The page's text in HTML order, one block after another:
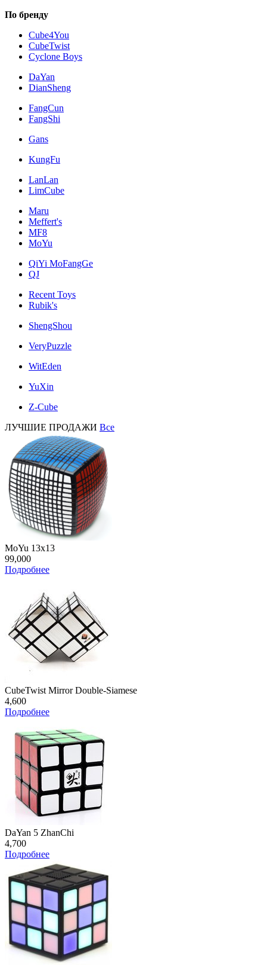
По бренду
Cube4You
CubeTwist
Cyclone Boys
DaYan
DianSheng
FangCun
FangShi
Gans
KungFu
LanLan
LimCube
Maru
Meffert's
MF8
MoYu
QiYi MoFangGe
QJ
Recent Toys
Rubik's
ShengShou
VeryPuzzle
WitEden
YuXin
Z-Cube
ЛУЧШИЕ ПРОДАЖИ Все
MoYu 13x13
99,000
Подробнее
CubeTwist Mirror Double-Siamese
4,600
Подробнее
DaYan 5 ZhanChi
4,700
Подробнее